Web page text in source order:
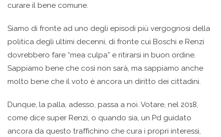
curare il bene comune.
Siamo di fronte ad uno degli episodi più vergognosi della
politica degli ultimi decenni, di fronte cui Boschi e Renzi
dovrebbero fare “mea culpa” e ritirarsi in buon ordine.
Sappiamo bene che così non sarà, ma sappiamo anche
molto bene che il voto è ancora un diritto dei cittadini.
Dunque, la palla, adesso, passa a noi. Votare, nel 2018,
come dice super Renzi, o quando sia, un Pd guidato
ancora da questo traffichino che cura i propri interessi,